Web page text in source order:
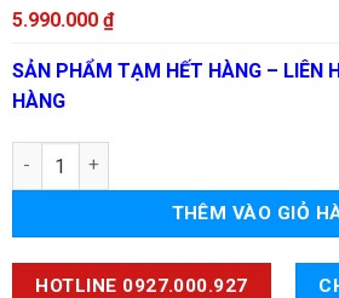
5.990.000 ₫
SẢN PHẨM TẠM HẾT HÀNG – LIÊN
HÀNG
Asus TUF FX505DY số lượng
THÊM VÀO GIỎ
HOTLINE 0927.000.927